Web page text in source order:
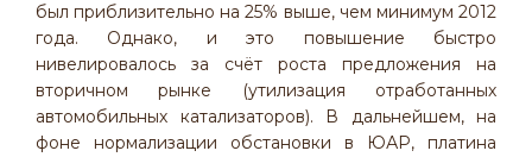
был приблизительно на 25% выше, чем минимум 2012
года. Однако, и это повышение быстро
нивелировалось за счёт роста предложения на
вторичном рынке (утилизация отработанных
автомобильных катализаторов). В дальнейшем, на
фоне нормализации обстановки в ЮАР, платина